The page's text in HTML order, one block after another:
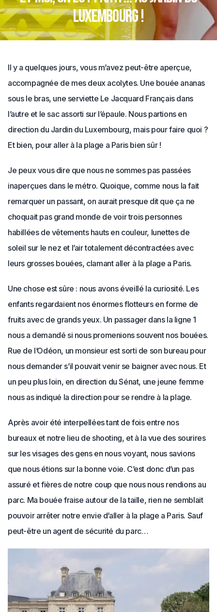
Luxembourg !
Il y a quelques jours, vous m’avez peut-être aperçue,
accompagnée de mes deux acolytes. Une bouée ananas
sous le bras, une serviette Le Jacquard Français dans
l’autre et le sac assorti sur l’épaule. Nous partions en
direction du Jardin du Luxembourg, mais pour faire quoi ?
Et bien, pour aller à la plage a Paris bien sûr !
Je peux vous dire que nous ne sommes pas passées
inaperçues dans le métro. Quoique, comme nous la fait
remarquer un passant, on aurait presque dit que ça ne
choquait pas grand monde de voir trois personnes
habillées de vêtements hauts en couleur, lunettes de
soleil sur le nez et l’air totalement décontractées avec
leurs grosses bouées, clamant aller à la plage a Paris.
Une chose est sûre : nous avons éveillé la curiosité. Les
enfants regardaient nos énormes flotteurs en forme de
fruits avec de grands yeux. Un passager dans la ligne 1
nous a demandé si nous promenions souvent nos bouées.
Rue de l’Odéon, un monsieur est sorti de son bureau pour
nous demander s’il pouvait venir se baigner avec nous. Et
un peu plus loin, en direction du Sénat, une jeune femme
nous as indiqué la direction pour se rendre à la plage.
Après avoir été interpellées tant de fois entre nos
bureaux et notre lieu de shooting, et à la vue des sourires
sur les visages des gens en nous voyant, nous savions
que nous étions sur la bonne voie. C’est donc d’un pas
assuré et fières de notre coup que nous nous rendions au
parc. Ma bouée fraise autour de la taille, rien ne semblait
pouvoir arrêter notre envie d’aller à la plage a Paris. Sauf
peut-être un agent de sécurité du parc…